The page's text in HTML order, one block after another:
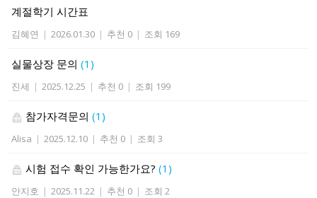
계절학기 시간표
김혜연 | 2026.01.30 | 추천 0 | 조회 169
실물상장 문의(1)
진세 | 2025.12.25 | 추천 0 | 조회 199
참가자격문의(1)
Alisa | 2025.12.10 | 추천 0 | 조회 3
시험 접수 확인 가능한가요?(1)
안지호 | 2025.11.22 | 추천 0 | 조회 2